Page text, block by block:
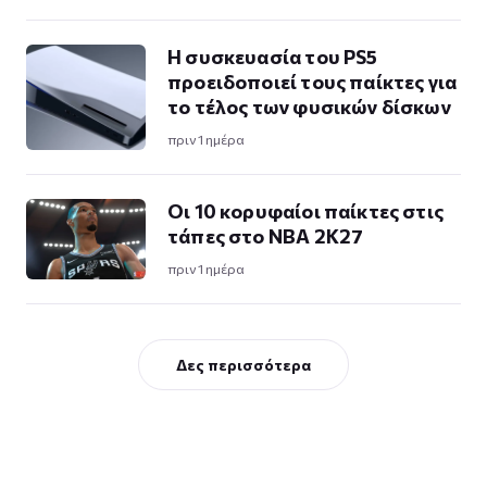
Η συσκευασία του PS5
προειδοποιεί τους παίκτες για
το τέλος των φυσικών δίσκων
πριν 1 ημέρα
Οι 10 κορυφαίοι παίκτες στις
τάπες στο NBA 2K27
πριν 1 ημέρα
Δες περισσότερα